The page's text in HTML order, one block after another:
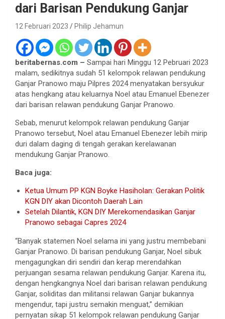
dari Barisan Pendukung Ganjar
12 Februari 2023 Philip Jehamun
beritabernas.com – Sampai hari Minggu 12 Pebruari 2023
malam, sedikitnya sudah 51 kelompok relawan pendukung
Ganjar Pranowo maju Pilpres 2024 menyatakan bersyukur
atas hengkang atau keluarnya Noel atau Emanuel Ebenezer
dari barisan relawan pendukung Ganjar Pranowo.
Sebab, menurut kelompok relawan pendukung Ganjar
Pranowo tersebut, Noel atau Emanuel Ebenezer lebih mirip
duri dalam daging di tengah gerakan kerelawanan
mendukung Ganjar Pranowo.
Baca juga:
Ketua Umum PP KGN Boyke Hasiholan: Gerakan Politik
KGN DIY akan Dicontoh Daerah Lain
Setelah Dilantik, KGN DIY Merekomendasikan Ganjar
Pranowo sebagai Capres 2024
“Banyak statemen Noel selama ini yang justru membebani
Ganjar Pranowo. Di barisan pendukung Ganjar, Noel sibuk
mengagungkan diri sendiri dan kerap merendahkan
perjuangan sesama relawan pendukung Ganjar. Karena itu,
dengan hengkangnya Noel dari barisan relawan pendukung
Ganjar, soliditas dan militansi relawan Ganjar bukannya
mengendur, tapi justru semakin menguat,” demikian
pernyatan sikap 51 kelompok relawan pendukung Ganjar